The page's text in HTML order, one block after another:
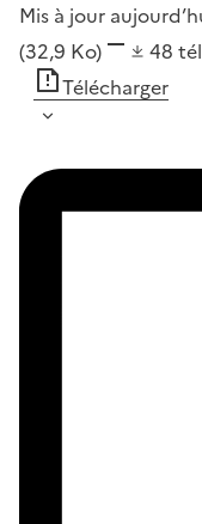
Mis à jour
(32,9 Ko)
48
Télécharger